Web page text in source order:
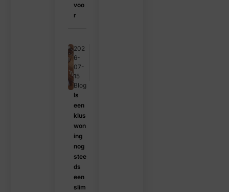
voo
r
202
6-
07-
15
Blog
Is
een
klus
won
ing
nog
stee
ds
een
slim